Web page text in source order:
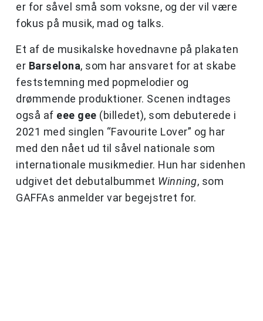
er for såvel små som voksne, og der vil være
fokus på musik, mad og talks.
Et af de musikalske hovednavne på plakaten
er Barselona, som har ansvaret for at skabe
feststemning med popmelodier og
drømmende produktioner. Scenen indtages
også af eee gee (billedet), som debuterede i
2021 med singlen “Favourite Lover” og har
med den nået ud til såvel nationale som
internationale musikmedier. Hun har sidenhen
udgivet det debutalbummet Winning, som
GAFFAs anmelder var begejstret for.